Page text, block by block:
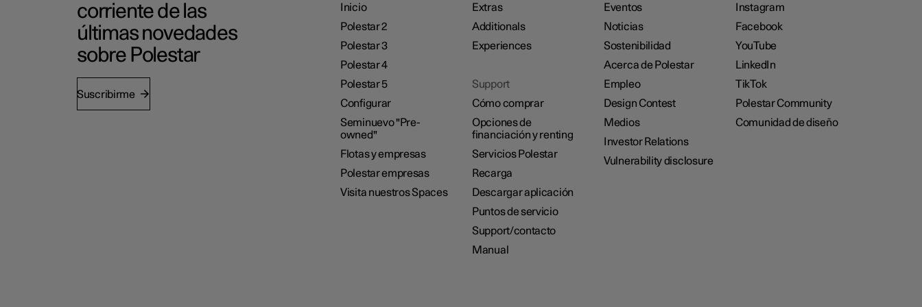
corriente de las
últimas novedades
sobre Polestar
Suscribirme
Inicio
Polestar 2
Polestar 3
Polestar 4
Polestar 5
Configurar
Seminuevo "Pre-
owned"
Flotas y empresas
Polestar empresas
Visita nuestros Spaces
Extras
Additionals
Experiences
Support
Cómo comprar
Opciones de
financiación y renting
Servicios Polestar
Recarga
Descargar aplicación
Puntos de servicio
Support/contacto
Manual
Eventos
Noticias
Sostenibilidad
Acerca de Polestar
Empleo
Design Contest
Medios
Investor Relations
Vulnerability disclosure
Instagram
Facebook
YouTube
LinkedIn
TikTok
Polestar Community
Comunidad de diseño